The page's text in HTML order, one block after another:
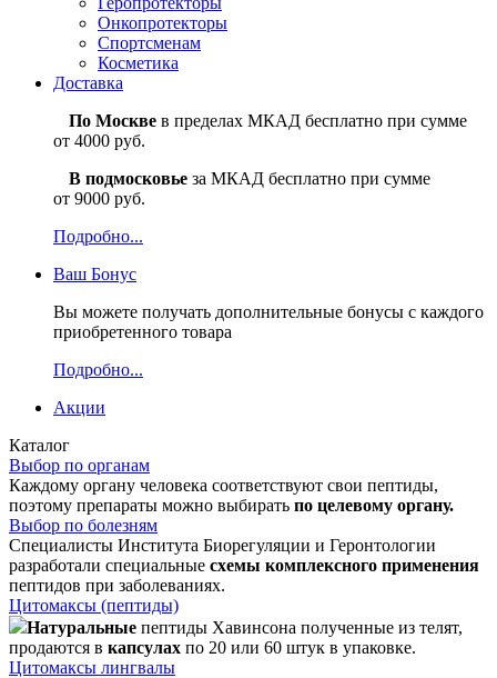
Онкопротекторы
Спортсменам
Косметика
Доставка
По Москве в пределах МКАД бесплатно при сумме
от 4000 руб.
В подмосковье за МКАД бесплатно при сумме
от 9000 руб.
Подробно...
Ваш Бонус
Вы можете получать дополнительные бонусы с каждого
приобретенного товара
Подробно...
Акции
Каталог
Выбор по органам
Каждому органу человека соответствуют свои пептиды,
поэтому препараты можно выбирать по целевому органу.
Выбор по болезням
Специалисты Института Биорегуляции и Геронтологии
разработали специальные схемы комплексного применения
пептидов при заболеваниях.
Цитомаксы (пептиды)
Натуральные пептиды Хавинсона полученные из телят,
продаются в капсулах по 20 или 60 штук в упаковке.
Цитомаксы лингвалы